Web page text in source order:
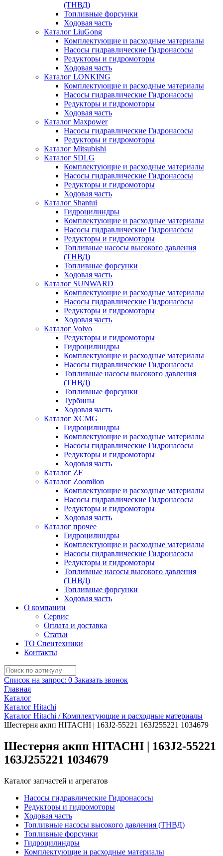
(ТНВД)
Топливные форсунки
Ходовая часть
Каталог LiuGong
Комплектующие и расходные материалы
Насосы гидравлические Гидронасосы
Редукторы и гидромоторы
Ходовая часть
Каталог LONKING
Комплектующие и расходные материалы
Насосы гидравлические Гидронасосы
Редукторы и гидромоторы
Ходовая часть
Каталог Maxpower
Насосы гидравлические Гидронасосы
Редукторы и гидромоторы
Каталог Mitsubishi
Каталог SDLG
Комплектующие и расходные материалы
Насосы гидравлические Гидронасосы
Редукторы и гидромоторы
Ходовая часть
Каталог Shantui
Гидроцилиндры
Комплектующие и расходные материалы
Насосы гидравлические Гидронасосы
Редукторы и гидромоторы
Топливные насосы высокого давления
(ТНВД)
Топливные форсунки
Ходовая часть
Каталог SUNWARD
Комплектующие и расходные материалы
Насосы гидравлические Гидронасосы
Редукторы и гидромоторы
Ходовая часть
Каталог Volvo
Редукторы и гидромоторы
Гидроцилиндры
Комплектующие и расходные материалы
Насосы гидравлические Гидронасосы
Топливные насосы высокого давления
(ТНВД)
Топливные форсунки
Турбины
Ходовая часть
Каталог XCMG
Гидроцилиндры
Комплектующие и расходные материалы
Насосы гидравлические Гидронасосы
Редукторы и гидромоторы
Ходовая часть
Каталог ZF
Каталог Zoomlion
Комплектующие и расходные материалы
Насосы гидравлические Гидронасосы
Редукторы и гидромоторы
Ходовая часть
Каталог прочее
Гидроцилиндры
Комплектующие и расходные материалы
Насосы гидравлические Гидронасосы
Редукторы и гидромоторы
Топливные насосы высокого давления
(ТНВД)
Топливные форсунки
Ходовая часть
О компании
Сервис
Оплата и доставка
Статьи
ТО Спецтехники
Контакты
Список на запрос: 0 Заказать звонок
Главная
Каталог
Каталог Hitachi
Каталог Hitachi / Комплектующие и расходные материалы
Шестерня акпп HITACHI | 163J2-55221 163J255221 1034679
Шестерня акпп HITACHI | 163J2-55221
163J255221 1034679
Каталог запчастей и агрегатов
Насосы гидравлические Гидронасосы
Редукторы и гидромоторы
Ходовая часть
Топливные насосы высокого давления (ТНВД)
Топливные форсунки
Гидроцилиндры
Комплектующие и расходные материалы